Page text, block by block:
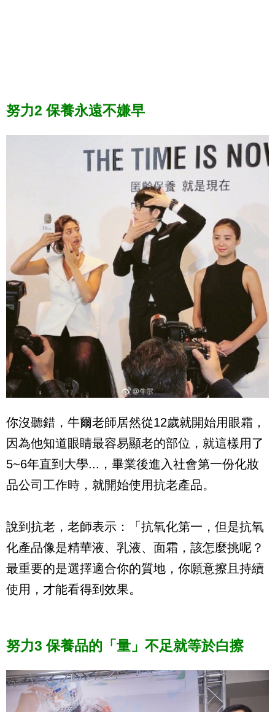
努力2 保養永遠不嫌早
你沒聽錯，牛爾老師居然從12歲就開始用眼霜，
因為他知道眼睛最容易顯老的部位，就這樣用了
5~6年直到大學...，畢業後進入社會第一份化妝
品公司工作時，就開始使用抗老產品。
說到抗老，老師表示：「抗氧化第一，但是抗氧
化產品像是精華液、乳液、面霜，該怎麼挑呢？
最重要的是選擇適合你的質地，你願意擦且持續
使用，才能看得到效果。
努力3 保養品的「量」不足就等於白擦